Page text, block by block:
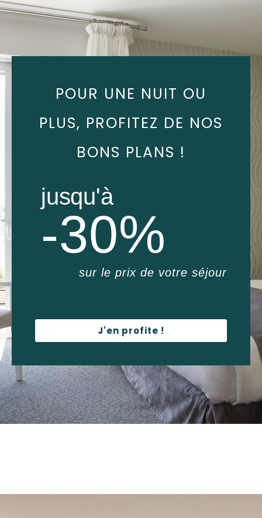
POUR UNE NUIT OU
PLUS, PROFITEZ DE NOS
BONS PLANS !
jusqu'à
-30%
sur le prix de votre séjour
J'en profite !